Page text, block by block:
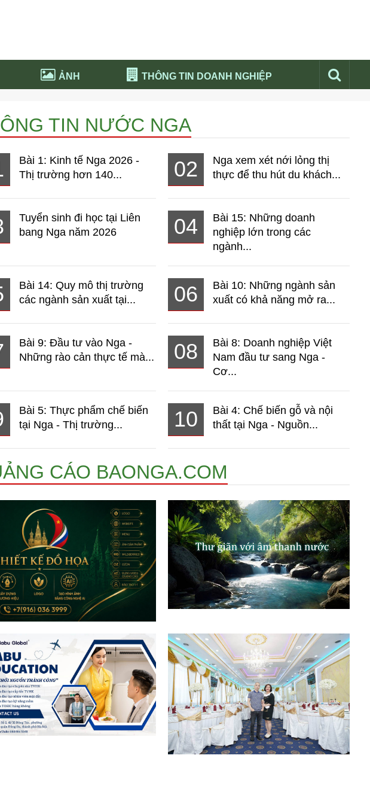
ẢNH THÔNG TIN DOANH NGHIỆP
Nổi bật báo nga
hàng ngày
Phân tích thị trường Nga 2026
tích chính trị
TIN NƯỚC NGA
Bài 1: Kinh tế Nga 2026 -
Thị trường hơn 140...
02
Nga xem xét nới lỏng thị
thực để thu hút du khách...
Tuyển sinh đi học tại Liên
bang Nga năm 2026
04
Bài 15: Những doanh
nghiệp lớn trong các
ngành...
Bài 14: Quy mô thị trường
các ngành sản xuất tại...
06
Bài 10: Những ngành sản
xuất có khả năng mở ra...
Bài 9: Đầu tư vào Nga -
Những rào cản thực tế mà...
08
Bài 8: Doanh nghiệp Việt
Nam đầu tư sang Nga -
Cơ...
Bài 5: Thực phẩm chế biến
tại Nga - Thị trường...
10
Bài 4: Chế biến gỗ và nội
thất tại Nga - Nguồn...
CÁO BAONGA.COM